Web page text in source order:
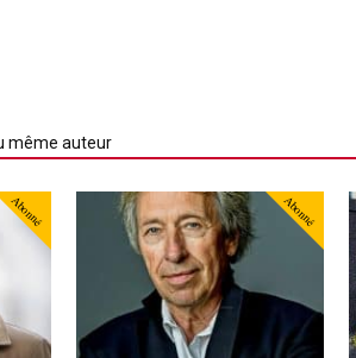
même auteur
Abonné Abonné